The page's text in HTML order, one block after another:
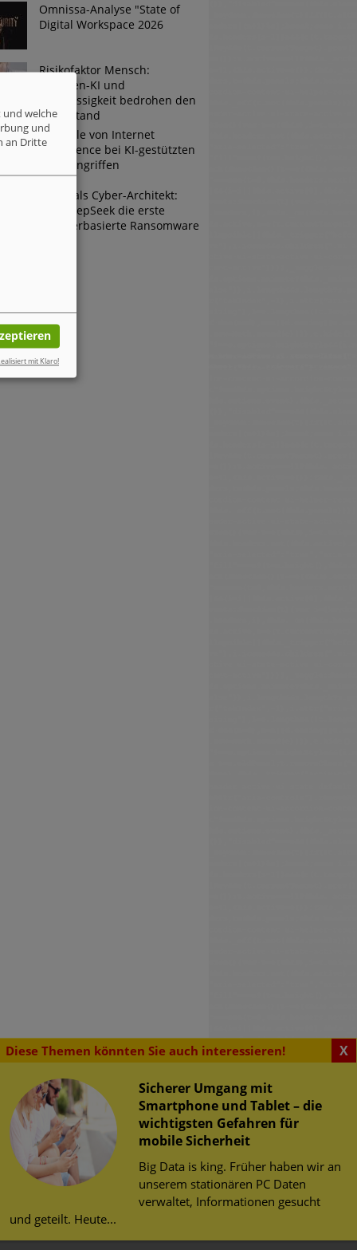
Diese Themen könnten Sie auch interessieren! X
Sicherer Umgang mit
Smartphone und Tablet – die
wichtigsten Gefahren für
mobile Sicherheit
Big Data is king. Früher haben wir an
unserem stationären PC Daten
verwaltet, Informationen gesucht
und geteilt. Heute...
Omnissa-Analyse "State of
Digital Workspace 2026
Risikofaktor Mensch:
Schatten-KI und
Nachlässigkeit bedrohen den
Mittelstand
Die Rolle von Internet
Intelligence bei KI-gestützten
Cyberangriffen
Die KI als Cyber-Architekt:
Wie DeepSeek die erste
browserbasierte Ransomware
Challenge
können bei der
Challenge teilnehmen.
Gewinner hervorgeht, ist
im Web
welche
und
an Dritte
mit Klaro!